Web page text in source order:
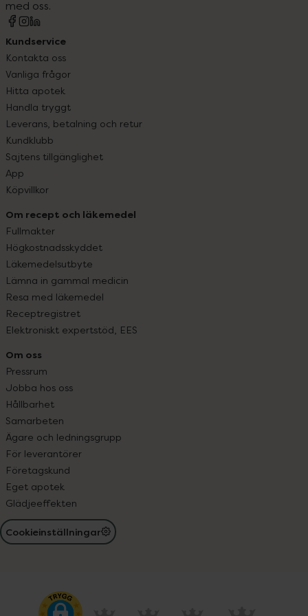
med oss.
Kundservice
Kontakta oss
Vanliga frågor
Hitta apotek
Handla tryggt
Leverans, betalning och retur
Kundklubb
Sajtens tillgänglighet
App
Köpvillkor
Om recept och läkemedel
Fullmakter
Högkostnadsskyddet
Läkemedelsutbyte
Lämna in gammal medicin
Resa med läkemedel
Receptregistret
Elektroniskt expertstöd, EES
Om oss
Pressrum
Jobba hos oss
Hållbarhet
Samarbeten
Ägare och ledningsgrupp
För leverantörer
Företagskund
Eget apotek
Glädjeeffekten
Cookieinställningar